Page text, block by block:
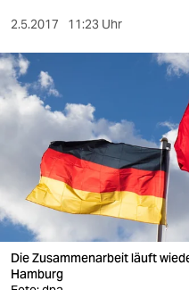
sport
berlin
nord
wahrheit
verlag
verlag
veranstaltungen
2.5.2017 11:23 Uhr
Die Zusammenarbeit läuft
Hamburg